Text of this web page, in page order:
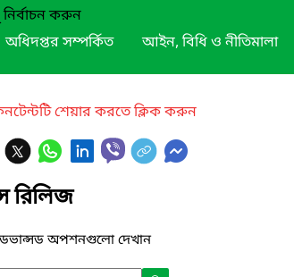
করুন
অধিদপ্তর সম্পর্কিত
আইন, বিধি ও নীতিমালা
শেয়ার করতে ক্লিক করুন
রিলিজ
অপশনগুলো দেখান